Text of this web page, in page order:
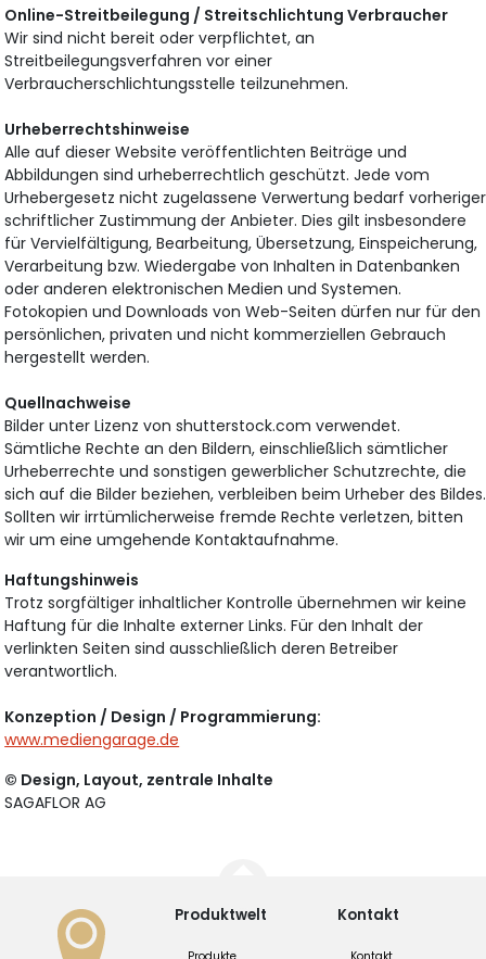
Online-Streitbeilegung / Streitschlichtung Verbraucher
Wir sind nicht bereit oder verpflichtet, an
Streitbeilegungsverfahren vor einer
Verbraucherschlichtungsstelle teilzunehmen.
Urheberrechtshinweise
Alle auf dieser Website veröffentlichten Beiträge und
Abbildungen sind urheberrechtlich geschützt. Jede vom
Urhebergesetz nicht zugelassene Verwertung bedarf vorheriger
schriftlicher Zustimmung der Anbieter. Dies gilt insbesondere
für Vervielfältigung, Bearbeitung, Übersetzung, Einspeicherung,
Verarbeitung bzw. Wiedergabe von Inhalten in Datenbanken
oder anderen elektronischen Medien und Systemen.
Fotokopien und Downloads von Web-Seiten dürfen nur für den
persönlichen, privaten und nicht kommerziellen Gebrauch
hergestellt werden.
Quellnachweise
Bilder unter Lizenz von shutterstock.com verwendet.
Sämtliche Rechte an den Bildern, einschließlich sämtlicher
Urheberrechte und sonstigen gewerblicher Schutzrechte, die
sich auf die Bilder beziehen, verbleiben beim Urheber des Bildes.
Sollten wir irrtümlicherweise fremde Rechte verletzen, bitten
wir um eine umgehende Kontaktaufnahme.
Haftungshinweis
Trotz sorgfältiger inhaltlicher Kontrolle übernehmen wir keine
Haftung für die Inhalte externer Links. Für den Inhalt der
verlinkten Seiten sind ausschließlich deren Betreiber
verantwortlich.
Konzeption / Design / Programmierung:
www.mediengarage.de
© Design, Layout, zentrale Inhalte
SAGAFLOR AG
Produktwelt Kontakt